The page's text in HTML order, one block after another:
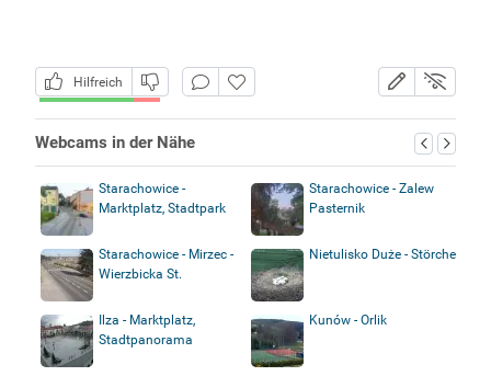
Hilfreich
Webcams in der Nähe
Starachowice -
Marktplatz, Stadtpark
Starachowice - Zalew
Pasternik
Starachowice - Mirzec -
Wierzbicka St.
Nietulisko Duże - Störche
Ilza - Marktplatz,
Stadtpanorama
Kunów - Orlik